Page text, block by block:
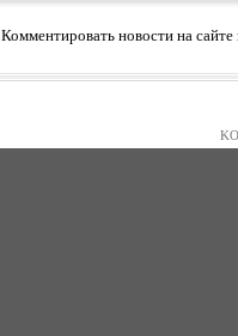
Комментировать новости на